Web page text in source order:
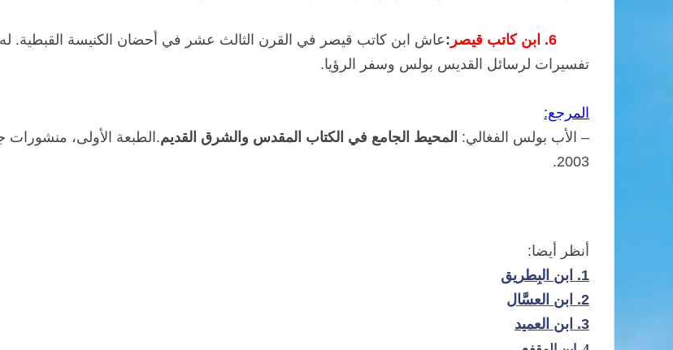
6. ابن كاتب قيصر :عاش ابن كاتب قيصر في القرن الثالث عشر في أحضان الكنيسة القبطية. له
تفسيرات لرسائل القديس بولس وسفر الرؤيا.
المرجع:
– الأب بولس الفغالي: المحيط الجامع في الكتاب المقدس والشرق القديم.الطبعة الأولى، منشورات
2003.
أنظر أيضا:
1.
ابن البِطريق
2.
ابن العسَّال
3.
ابن العميد